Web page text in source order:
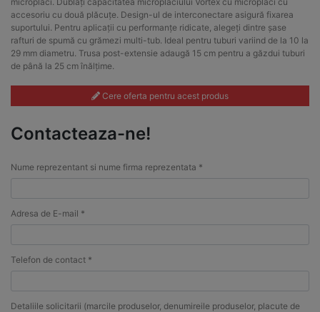
accesoriu cu două plăcuțe. Design-ul de interconectare asigură fixarea
suportului. Pentru aplicații cu performanțe ridicate, alegeți dintre șase
rafturi de spumă cu grămezi multi-tub. Ideal pentru tuburi variind de la 10 la
29 mm diametru. Trusa post-extensie adaugă 15 cm pentru a găzdui tuburi
de până la 25 cm înălțime.
Cere oferta pentru acest produs
Contacteaza-ne!
Nume reprezentant si nume firma reprezentata *
Adresa de E-mail *
Telefon de contact *
Detaliile solicitarii (marcile produselor, denumireile produselor, placute de